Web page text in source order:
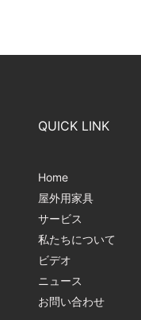
QUICK LINK
Home
屋外用家具
サービス
私たちについて
ビデオ
ニュース
お問い合わせ